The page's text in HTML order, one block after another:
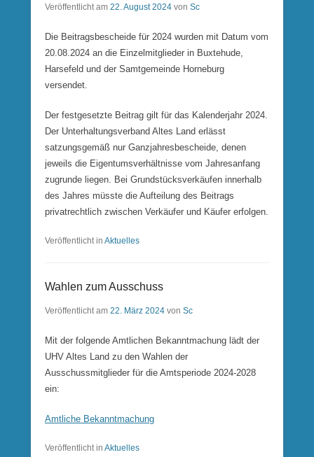
Veröffentlicht am 22. August 2024 von Sc
Die Beitragsbescheide für 2024 wurden mit Datum vom
20.08.2024 an die Einzelmitglieder in Buxtehude,
Harsefeld und der Samtgemeinde Horneburg
versendet.
Der festgesetzte Beitrag gilt für das Kalenderjahr 2024.
Der Unterhaltungsverband Altes Land erlässt
satzungsgemäß nur Ganzjahresbescheide, denen
jeweils die Eigentumsverhältnisse vom Jahresanfang
zugrunde liegen. Bei Grundstücksverkäufen innerhalb
des Jahres müsste die Aufteilung des Beitrags
privatrechtlich zwischen Verkäufer und Käufer erfolgen.
Veröffentlicht in Aktuelles
Wahlen zum Ausschuss
Veröffentlicht am 22. März 2024 von Sc
Mit der folgende Amtlichen Bekanntmachung lädt der
UHV Altes Land zu den Wahlen der
Ausschussmitglieder für die Amtsperiode 2024-2028
ein:
Amtliche Bekanntmachung
Veröffentlicht in Aktuelles